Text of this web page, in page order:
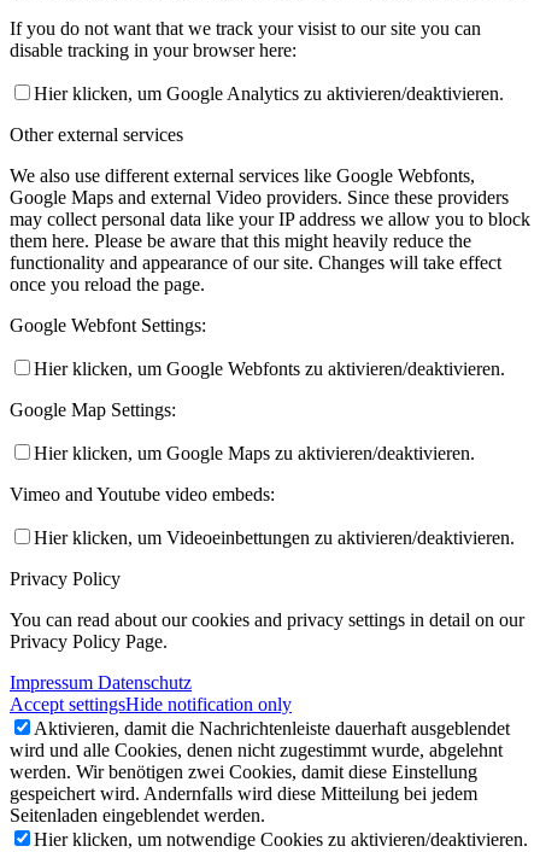
If you do not want that we track your visist to our site you can
disable tracking in your browser here:
Hier klicken, um Google Analytics zu aktivieren/deaktivieren.
Other external services
We also use different external services like Google Webfonts,
Google Maps and external Video providers. Since these providers
may collect personal data like your IP address we allow you to block
them here. Please be aware that this might heavily reduce the
functionality and appearance of our site. Changes will take effect
once you reload the page.
Google Webfont Settings:
Hier klicken, um Google Webfonts zu aktivieren/deaktivieren.
Google Map Settings:
Hier klicken, um Google Maps zu aktivieren/deaktivieren.
Vimeo and Youtube video embeds:
Hier klicken, um Videoeinbettungen zu aktivieren/deaktivieren.
Privacy Policy
You can read about our cookies and privacy settings in detail on our
Privacy Policy Page.
Impressum Datenschutz
Accept settingsHide notification only
Aktivieren, damit die Nachrichtenleiste dauerhaft ausgeblendet
wird und alle Cookies, denen nicht zugestimmt wurde, abgelehnt
werden. Wir benötigen zwei Cookies, damit diese Einstellung
gespeichert wird. Andernfalls wird diese Mitteilung bei jedem
Seitenladen eingeblendet werden.
Hier klicken, um notwendige Cookies zu aktivieren/deaktivieren.